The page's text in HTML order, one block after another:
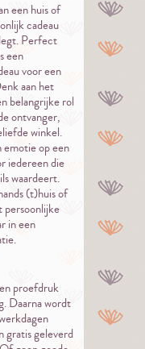
een huis of
cadeau
Perfect
een
voor een
aan het
belangrijke rol
ontvanger,
winkel.
op een
iedereen die
waardeert.
(t)huis of
persoonlijke
in een
proefdruk
Daarna wordt
gratis geleverd